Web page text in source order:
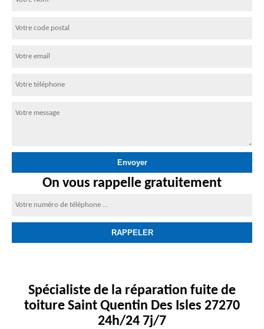
On vous rappelle gratuitement
Spécialiste de la réparation fuite de
toiture Saint Quentin Des Isles 27270
24h/24 7j/7